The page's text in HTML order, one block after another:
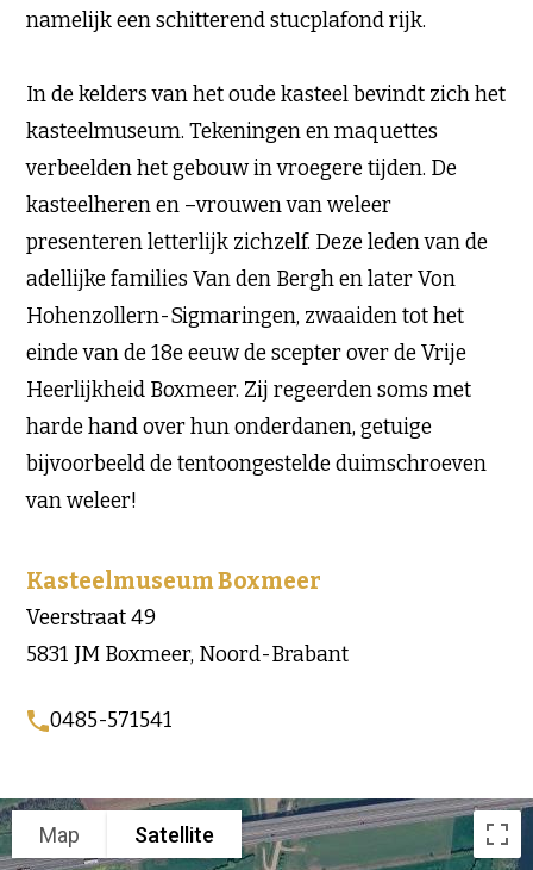
namelijk een schitterend stucplafond rijk.
In de kelders van het oude kasteel bevindt zich het
kasteelmuseum. Tekeningen en maquettes
verbeelden het gebouw in vroegere tijden. De
kasteelheren en –vrouwen van weleer
presenteren letterlijk zichzelf. Deze leden van de
adellijke families Van den Bergh en later Von
Hohenzollern-Sigmaringen, zwaaiden tot het
einde van de 18e eeuw de scepter over de Vrije
Heerlijkheid Boxmeer. Zij regeerden soms met
harde hand over hun onderdanen, getuige
bijvoorbeeld de tentoongestelde duimschroeven
van weleer!
Kasteelmuseum Boxmeer
Veerstraat 49
5831 JM Boxmeer, Noord-Brabant
0485-571541
Map Satellite